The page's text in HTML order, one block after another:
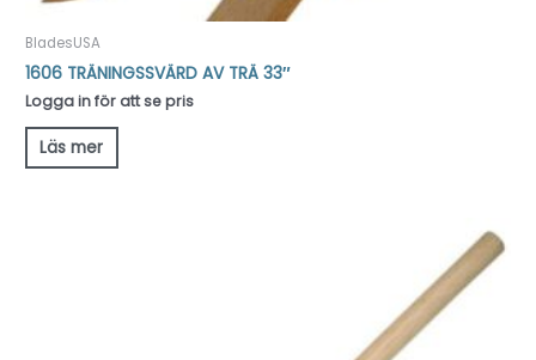
BladesUSA
1606 TRÄNINGSSVÄRD AV TRÄ 33″
Logga in för att se pris
Läs mer